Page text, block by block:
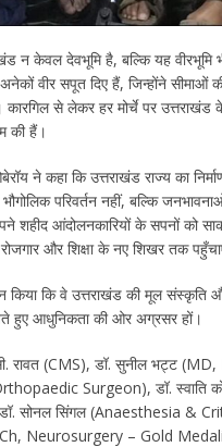
न केवल देवभूमि है, बल्कि यह वीरभूमि
वीर सपूत दिए हैं, जिन्होंने सीमाओं
कारगिल से लेकर हर मोर्चे पर उत्तराखंड के
की हैं।
ने कहा कि उत्तराखंड राज्य का
परिवर्तन नहीं, बल्कि
शहीद आंदोलनकारियों के सपनों को
और शिक्षा के नए शिखर तक
किया कि वे उत्तराखंड की मूल संस्कृति
हुए आधुनिकता की ओर अग्रसर हों।
रावत (CMS), डॉ. सुनील भट्ट
Surgeon), डॉ. स्वाति
सोनल सिंगल (Anaesthesia &
Neurosurgery – Gold